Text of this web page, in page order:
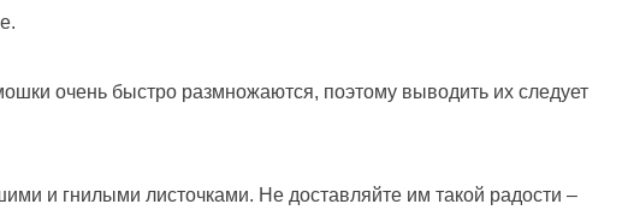
очень быстро размножаются, поэтому выводить их следует
и гнилыми листочками. Не доставляйте им такой радости –